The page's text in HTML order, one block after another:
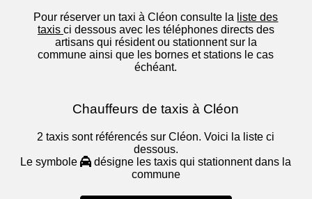
Pour réserver un taxi à Cléon consulte la liste des
taxis ci dessous avec les téléphones directs des
artisans qui résident ou stationnent sur la
commune ainsi que les bornes et stations le cas
échéant.
Chauffeurs de taxis à Cléon
2 taxis sont référencés sur Cléon. Voici la liste ci
dessous.
Le symbole
désigne les taxis qui stationnent dans la
commune